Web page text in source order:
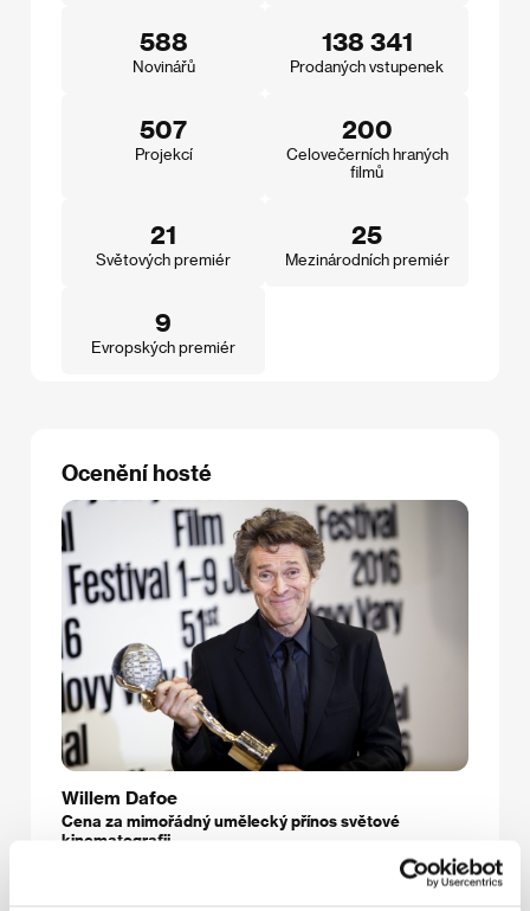
588
Novinářů
138 341
Prodaných vstupenek
507
Projekcí
200
Celovečerních hraných
filmů
21
Světových premiér
25
Mezinárodních premiér
9
Evropských premiér
Ocenění hosté
Willem Dafoe
Cena za mimořádný umělecký přínos světové
kinematografii.